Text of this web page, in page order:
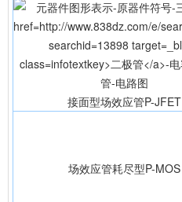
接面型场效应管P-JFET
场效应管耗尽型P-MOS